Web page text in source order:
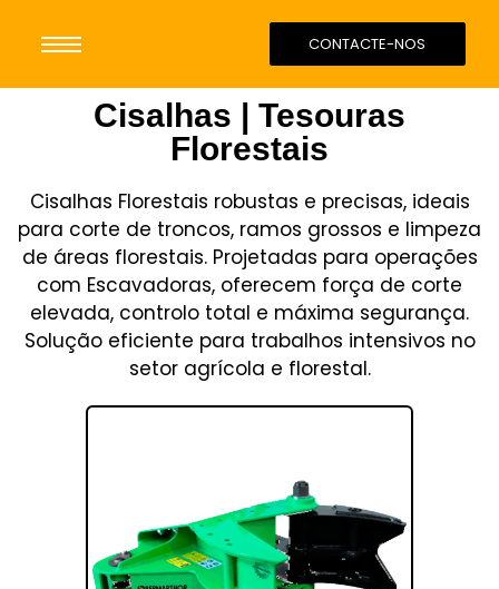
CONTACTE-NOS
Cisalhas | Tesouras
Florestais
Cisalhas Florestais robustas e precisas, ideais
para corte de troncos, ramos grossos e limpeza
de áreas florestais. Projetadas para operações
com Escavadoras, oferecem força de corte
elevada, controlo total e máxima segurança.
Solução eficiente para trabalhos intensivos no
setor agrícola e florestal.